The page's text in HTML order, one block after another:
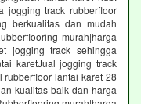
jogging track rubberfloor
berkualitas dan mudah
murah|harga
jogging track sehingga
karetJual jogging track
lantai karet 28
kualitas baik dan harga